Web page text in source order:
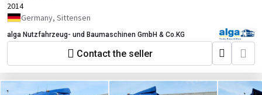
2014
Germany, Sittensen
alga Nutzfahrzeug- und Baumaschinen GmbH & Co.KG
Contact the seller